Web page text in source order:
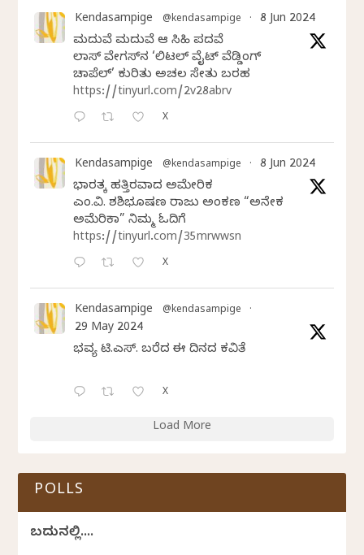
Kendasampige @kendasampige · 8 Jun 2024
ಮದುವೆ ಮದುವೆ ಆ ಸಿಹಿ ಪದವೆ
ಲಾಸ್‌ ವೇಗಸ್‌ನ ‘ಲಿಟಲ್ ವೈಟ್ ವೆಡ್ಡಿಂಗ್
ಚಾಪೆಲ್’ ಕುರಿತು ಅಚಲ ಸೇತು ಬರಹ
https://tinyurl.com/2v28abrv
X
Kendasampige @kendasampige · 8 Jun 2024
ಭಾರತಕ್ಕೆ ಹತ್ತಿರವಾದ ಅಮೇರಿಕ
ಎಂ.ವಿ. ಶಶಿಭೂಷಣ ರಾಜು ಅಂಕಣ “ಅನೇಕ
ಅಮೆರಿಕಾ” ನಿಮ್ಮ ಓದಿಗೆ
https://tinyurl.com/35mrwwsn
X
Kendasampige @kendasampige ·
29 May 2024
ಭವ್ಯ ಟಿ.ಎಸ್. ಬರೆದ ಈ ದಿನದ ಕವಿತೆ
X
Load More
POLLS
ಬದುಕಿನಲ್ಲಿ....